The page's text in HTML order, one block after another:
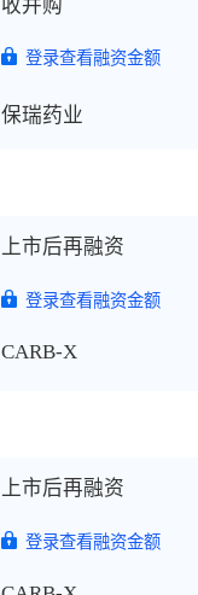
收并购
登录查看融资金额
保瑞药业
上市后再融资
登录查看融资金额
CARB-X
上市后再融资
登录查看融资金额